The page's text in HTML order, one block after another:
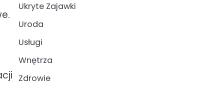
Ukryte Zajawki
Uroda
Usługi
Wnętrza
Zdrowie